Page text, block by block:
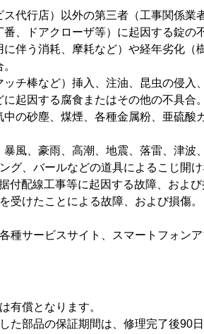
代行店）以外の第三者（工事関係
、ドアクローザ等）に起因する錠の
伴う消耗、摩耗など）や経年劣化
チ棒など）挿入、注油、昆虫の侵入
起因する腐食またはその他の不具合。
中の砂塵、煤煙、各種金属粉、亜硫
風、豪雨、高潮、地震、落雷、津波
グ、バールなどの道具によるこじ開
付配線工事等に起因する故障、および
受けたことによる故障、および損傷。
種サービスサイト、スマートフォン
有償となります。
た部品の保証期間は、修理完了後90